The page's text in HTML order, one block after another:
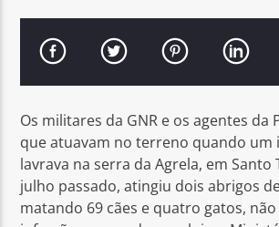
Rádio No ar
Os militares da GNR e os agentes da
que atuavam no terreno quando um
lavrava na serra da Agrela, em Santo
julho passado, atingiu dois abrigos
matando 69 cães e quatro gatos,